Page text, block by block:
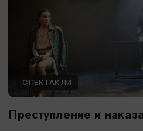
СПЕКТАКЛИ
Преступление и